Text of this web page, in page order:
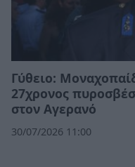
Γύθειο:
27χρονος
στον Αγερανό
30/07/2026 11:00